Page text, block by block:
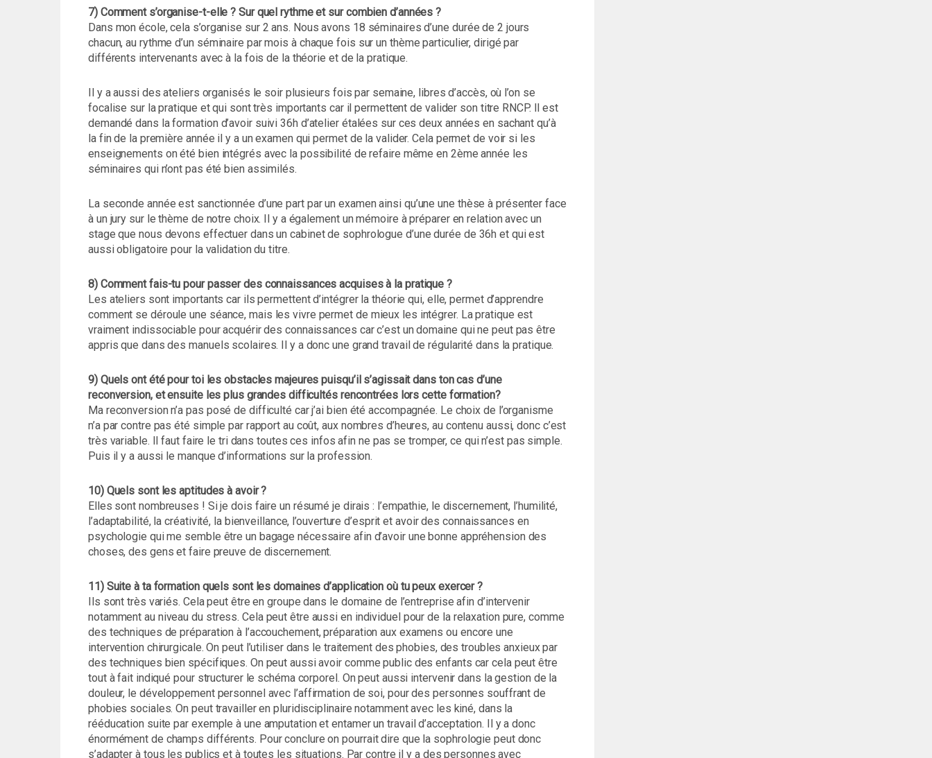
7) Comment s’organise-t-elle ? Sur quel rythme et sur combien d’années ?
Dans mon école, cela s’organise sur 2 ans. Nous avons 18 séminaires d’une durée de 2 jours
chacun, au rythme d’un séminaire par mois à chaque fois sur un thème particulier, dirigé par
différents intervenants avec à la fois de la théorie et de la pratique.
Il y a aussi des ateliers organisés le soir plusieurs fois par semaine, libres d’accès, où l’on se
focalise sur la pratique et qui sont très importants car il permettent de valider son titre RNCP. Il est
demandé dans la formation d’avoir suivi 36h d’atelier étalées sur ces deux années en sachant qu’à
la fin de la première année il y a un examen qui permet de la valider. Cela permet de voir si les
enseignements on été bien intégrés avec la possibilité de refaire même en 2ème année les
séminaires qui n’ont pas été bien assimilés.
La seconde année est sanctionnée d’une part par un examen ainsi qu’une une thèse à présenter face
à un jury sur le thème de notre choix. Il y a également un mémoire à préparer en relation avec un
stage que nous devons effectuer dans un cabinet de sophrologue d’une durée de 36h et qui est
aussi obligatoire pour la validation du titre.
8) Comment fais-tu pour passer des connaissances acquises à la pratique ?
Les ateliers sont importants car ils permettent d’intégrer la théorie qui, elle, permet d’apprendre
comment se déroule une séance, mais les vivre permet de mieux les intégrer. La pratique est
vraiment indissociable pour acquérir des connaissances car c’est un domaine qui ne peut pas être
appris que dans des manuels scolaires. Il y a donc une grand travail de régularité dans la pratique.
9) Quels ont été pour toi les obstacles majeures puisqu’il s’agissait dans ton cas d’une
reconversion, et ensuite les plus grandes difficultés rencontrées lors cette formation?
Ma reconversion n’a pas posé de difficulté car j’ai bien été accompagnée. Le choix de l’organisme
n’a par contre pas été simple par rapport au coût, aux nombres d’heures, au contenu aussi, donc c’est
très variable. Il faut faire le tri dans toutes ces infos afin ne pas se tromper, ce qui n’est pas simple.
Puis il y a aussi le manque d’informations sur la profession.
10) Quels sont les aptitudes à avoir ?
Elles sont nombreuses ! Si je dois faire un résumé je dirais : l’empathie, le discernement, l’humilité,
l’adaptabilité, la créativité, la bienveillance, l’ouverture d’esprit et avoir des connaissances en
psychologie qui me semble être un bagage nécessaire afin d’avoir une bonne appréhension des
choses, des gens et faire preuve de discernement.
11) Suite à ta formation quels sont les domaines d’application où tu peux exercer ?
Ils sont très variés. Cela peut être en groupe dans le domaine de l’entreprise afin d’intervenir
notamment au niveau du stress. Cela peut être aussi en individuel pour de la relaxation pure, comme
des techniques de préparation à l’accouchement, préparation aux examens ou encore une
intervention chirurgicale. On peut l’utiliser dans le traitement des phobies, des troubles anxieux par
des techniques bien spécifiques. On peut aussi avoir comme public des enfants car cela peut être
tout à fait indiqué pour structurer le schéma corporel. On peut aussi intervenir dans la gestion de la
douleur, le développement personnel avec l’affirmation de soi, pour des personnes souffrant de
phobies sociales. On peut travailler en pluridisciplinaire notamment avec les kiné, dans la
rééducation suite par exemple à une amputation et entamer un travail d’acceptation. Il y a donc
énormément de champs différents. Pour conclure on pourrait dire que la sophrologie peut donc
s’adapter à tous les publics et à toutes les situations. Par contre il y a des personnes avec